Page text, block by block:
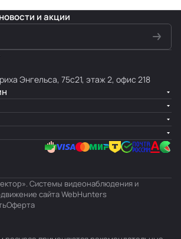
и акции
Энгельса, 75с21, этаж 2, офис 218
Системы видеонаблюдения и
сайтаWebHunters
Оферта